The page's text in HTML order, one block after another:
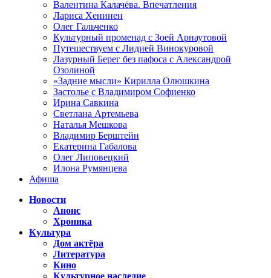
Валентина Калачёва. Впечатления
Лариса Хенинен
Олег Гальченко
Культурный променад с Зоей Арнаутовой
Путешествуем с Лидией Винокуровой
Лазурный Берег без пафоса с Александрой
Озолиной
«Задние мысли» Кирилла Олюшкина
Застолье с Владимиром Софиенко
Ирина Савкина
Светлана Артемьева
Наталья Мешкова
Владимир Берштейн
Екатерина Габалова
Олег Липовецкий
Илона Румянцева
Афиша
Новости
Анонс
Хроника
Культура
Дом актёра
Литература
Кино